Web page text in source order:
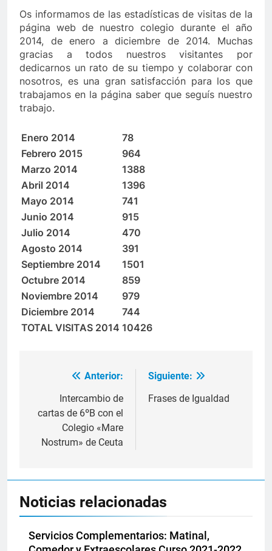
Os informamos de las estadísticas de visitas de la
página web de nuestro colegio durante el año
2014, de enero a diciembre de 2014. Muchas
gracias a todos nuestros visitantes por
dedicarnos un rato de su tiempo y colaborar con
nosotros, es una gran satisfacción para los que
trabajamos en la página saber que seguís nuestro
trabajo.
Enero 2014
78
Febrero 2015
964
Marzo 2014
1388
Abril 2014
1396
Mayo 2014
741
Junio 2014
915
Julio 2014
470
Agosto 2014
391
Septiembre 2014
1501
Octubre 2014
859
Noviembre 2014
979
Diciembre 2014
744
TOTAL VISITAS 2014 10426
Navegación
entradas
Anterior:
Intercambio de
cartas de 6ºB con el
Colegio «Mare
Nostrum» de Ceuta
Siguiente:
Frases de Igualdad
Noticias relacionadas
Servicios Complementarios: Matinal,